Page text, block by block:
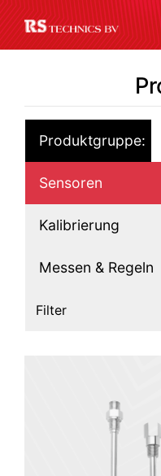
Produktgruppe:
Sensoren
Kalibrierung
Messen & Regeln
Filter